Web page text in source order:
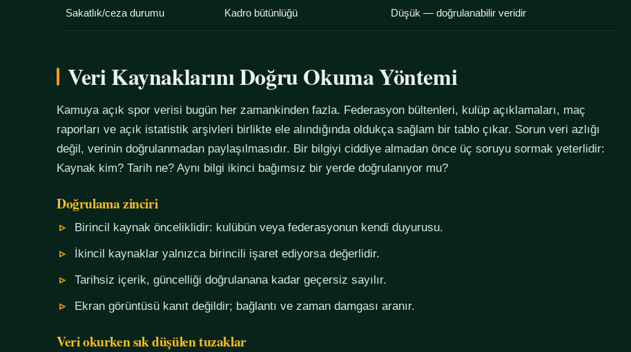
Sakatlık/ceza durumu Kadro bütünlüğü Düşük — doğrulanabilir veridir
Veri Kaynaklarını Doğru Okuma Yöntemi
Kamuya açık spor verisi bugün her zamankinden fazla. Federasyon bültenleri, kulüp açıklamaları, maç
raporları ve açık istatistik arşivleri birlikte ele alındığında oldukça sağlam bir tablo çıkar. Sorun veri azlığı
değil, verinin doğrulanmadan paylaşılmasıdır. Bir bilgiyi ciddiye almadan önce üç soruyu sormak yeterlidir:
Kaynak kim? Tarih ne? Aynı bilgi ikinci bağımsız bir yerde doğrulanıyor mu?
Doğrulama zinciri
Birincil kaynak önceliklidir: kulübün veya federasyonun kendi duyurusu.
İkincil kaynaklar yalnızca birincili işaret ediyorsa değerlidir.
Tarihsiz içerik, güncelliği doğrulanana kadar geçersiz sayılır.
Ekran görüntüsü kanıt değildir; bağlantı ve zaman damgası aranır.
Veri okurken sık düşülen tuzaklar